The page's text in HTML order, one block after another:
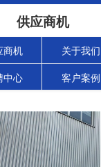
供应商机
商机 关于我们
中心 客户案例